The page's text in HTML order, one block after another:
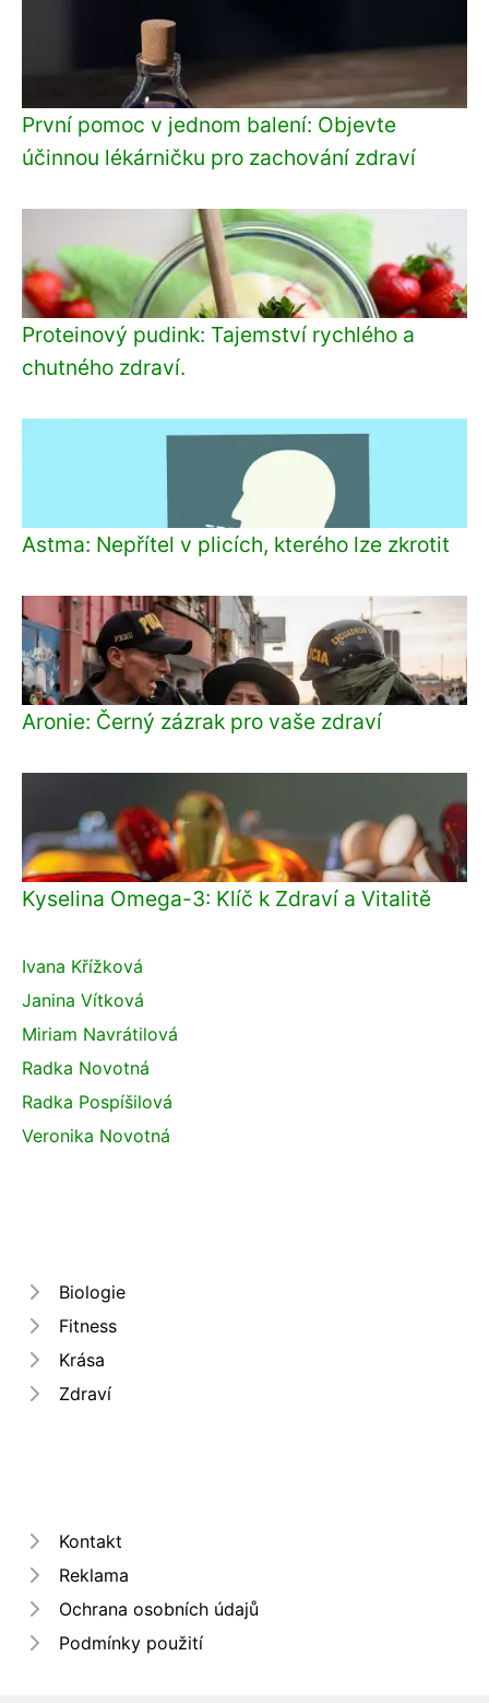
První pomoc v jednom balení: Objevte
účinnou lékárničku pro zachování zdraví
Proteinový pudink: Tajemství rychlého a
chutného zdraví.
Astma: Nepřítel v plicích, kterého lze zkrotit
Aronie: Černý zázrak pro vaše zdraví
Kyselina Omega-3: Klíč k Zdraví a Vitalitě
Ivana Křížková
Janina Vítková
Miriam Navrátilová
Radka Novotná
Radka Pospíšilová
Veronika Novotná
Biologie
Fitness
Krása
Zdraví
Kontakt
Reklama
Ochrana osobních údajů
Podmínky použití